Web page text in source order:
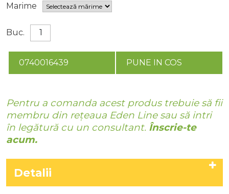
Marime
Buc.
PUNE IN COS
0740016439
Pentru a comanda acest produs trebuie să fii
membru din rețeaua Eden Line sau să intri
în legătură cu un consultant. Înscrie-te
acum.
Detalii